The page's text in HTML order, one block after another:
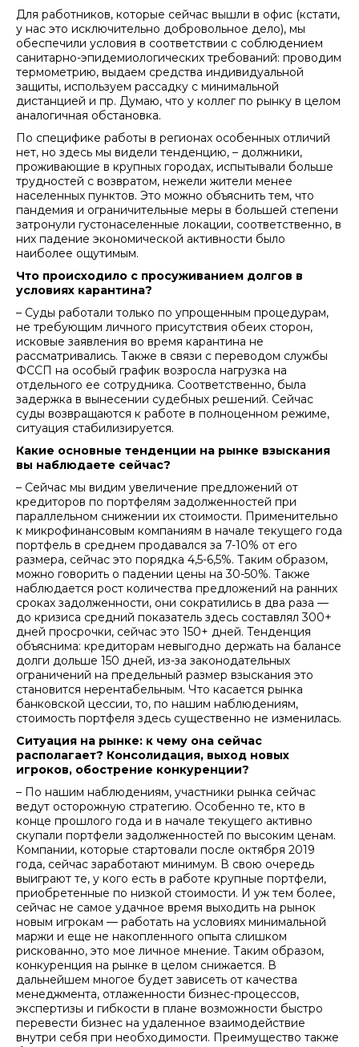
Для работников, которые сейчас вышли в офис (кстати,
у нас это исключительно добровольное дело), мы
обеспечили условия в соответствии с соблюдением
санитарно-эпидемиологических требований: проводим
термометрию, выдаем средства индивидуальной
защиты, используем рассадку с минимальной
дистанцией и пр. Думаю, что у коллег по рынку в целом
аналогичная обстановка.
По специфике работы в регионах особенных отличий
нет, но здесь мы видели тенденцию, – должники,
проживающие в крупных городах, испытывали больше
трудностей с возвратом, нежели жители менее
населенных пунктов. Это можно объяснить тем, что
пандемия и ограничительные меры в большей степени
затронули густонаселенные локации, соответственно, в
них падение экономической активности было
наиболее ощутимым.
Что происходило с просуживанием долгов в
условиях карантина?
– Суды работали только по упрощенным процедурам,
не требующим личного присутствия обеих сторон,
исковые заявления во время карантина не
рассматривались. Также в связи с переводом службы
ФССП на особый график возросла нагрузка на
отдельного ее сотрудника. Соответственно, была
задержка в вынесении судебных решений. Сейчас
суды возвращаются к работе в полноценном режиме,
ситуация стабилизируется.
Какие основные тенденции на рынке взыскания
вы наблюдаете сейчас?
– Сейчас мы видим увеличение предложений от
кредиторов по портфелям задолженностей при
параллельном снижении их стоимости. Применительно
к микрофинансовым компаниям в начале текущего года
портфель в среднем продавался за 7-10% от его
размера, сейчас это порядка 4,5-6,5%. Таким образом,
можно говорить о падении цены на 30-50%. Также
наблюдается рост количества предложений на ранних
сроках задолженности, они сократились в два раза —
до кризиса средний показатель здесь составлял 300+
дней просрочки, сейчас это 150+ дней. Тенденция
объяснима: кредиторам невыгодно держать на балансе
долги дольше 150 дней, из-за законодательных
ограничений на предельный размер взыскания это
становится нерентабельным. Что касается рынка
банковской цессии, то, по нашим наблюдениям,
стоимость портфеля здесь существенно не изменилась.
Ситуация на рынке: к чему она сейчас
располагает? Консолидация, выход новых
игроков, обострение конкуренции?
– По нашим наблюдениям, участники рынка сейчас
ведут осторожную стратегию. Особенно те, кто в
конце прошлого года и в начале текущего активно
скупали портфели задолженностей по высоким ценам.
Компании, которые стартовали после октября 2019
года, сейчас заработают минимум. В свою очередь
выиграют те, у кого есть в работе крупные портфели,
приобретенные по низкой стоимости. И уж тем более,
сейчас не самое удачное время выходить на рынок
новым игрокам — работать на условиях минимальной
маржи и еще не накопленного опыта слишком
рискованно, это мое личное мнение. Таким образом,
конкуренция на рынке в целом снижается. В
дальнейшем многое будет зависеть от качества
менеджмента, отлаженности бизнес-процессов,
экспертизы и гибкости в плане возможности быстро
перевести бизнес на удаленное взаимодействие
внутри себя при необходимости. Преимущество также